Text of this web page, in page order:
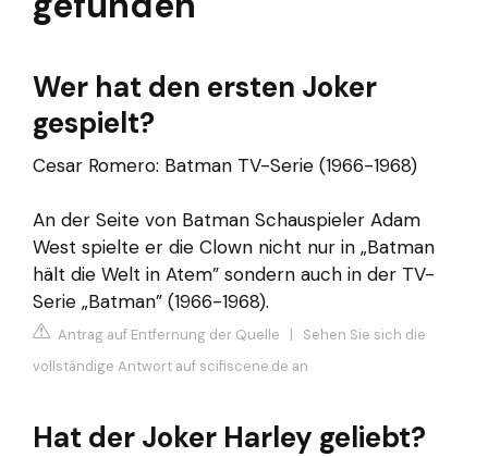
Wer hat den ersten Joker
gespielt?
Cesar Romero: Batman TV-Serie (1966-1968)
An der Seite von Batman Schauspieler Adam
West spielte er die Clown nicht nur in „Batman
hält die Welt in Atem” sondern auch in der TV-
Serie „Batman” (1966-1968).
Antrag auf Entfernung der Quelle | Sehen Sie sich die
vollständige Antwort auf scifiscene.de an
Hat der Joker Harley geliebt?